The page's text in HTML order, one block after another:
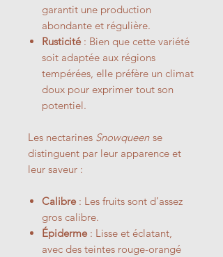
garantit une production
abondante et régulière.
Rusticité : Bien que cette variété
soit adaptée aux régions
tempérées, elle préfère un climat
doux pour exprimer tout son
potentiel.
Les nectarines Snowqueen se
distinguent par leur apparence et
leur saveur :
Calibre : Les fruits sont d’assez
gros calibre.
Épiderme : Lisse et éclatant,
avec des teintes rouge-orangé